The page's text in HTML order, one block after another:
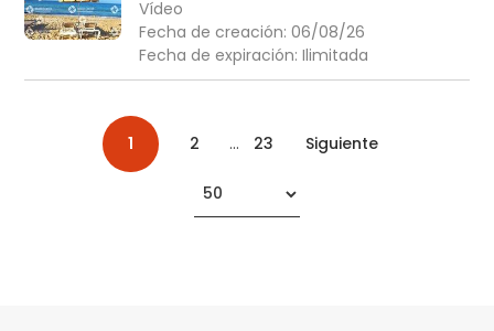
Vídeo
Fecha de creación: 06/08/26
Fecha de expiración: Ilimitada
1 2 ... 23 Siguiente